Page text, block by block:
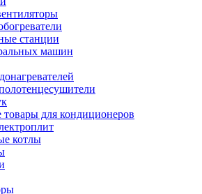
станции
машин
для кондиционеров
котлы